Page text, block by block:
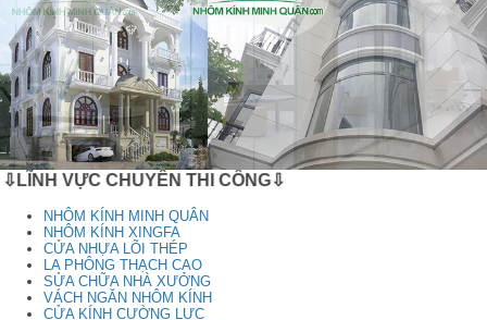
⇩LĨNH VỰC CHUYÊN THI CÔNG⇩
NHÔM KÍNH MINH QUÂN
NHÔM KÍNH XINGFA
CỬA NHỰA LÕI THÉP
LA PHÔNG THẠCH CAO
SỬA CHỮA NHÀ XƯỞNG
VÁCH NGĂN NHÔM KÍNH
CỬA KÍNH CƯỜNG LỰC